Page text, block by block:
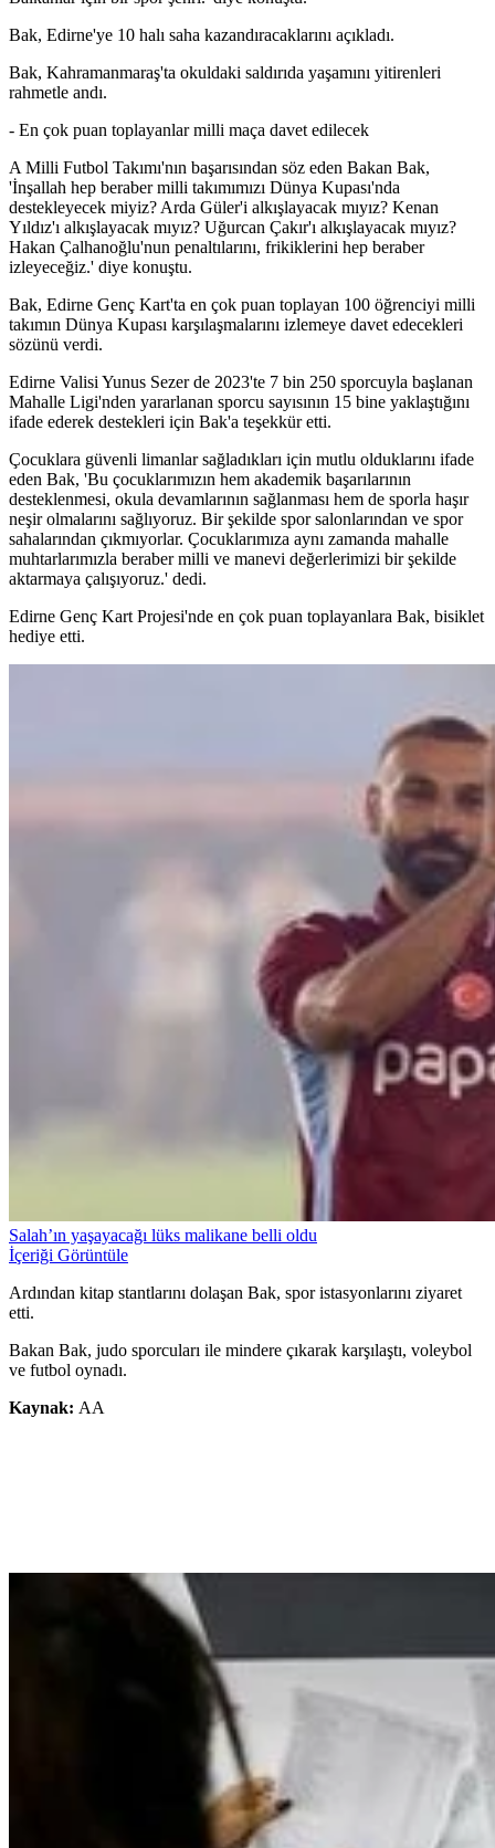
Bak, Edirne'ye 10 halı saha kazandıracaklarını açıkladı.
Bak, Kahramanmaraş'ta okuldaki saldırıda yaşamını yitirenleri
rahmetle andı.
- En çok puan toplayanlar milli maça davet edilecek
A Milli Futbol Takımı'nın başarısından söz eden Bakan Bak,
'İnşallah hep beraber milli takımımızı Dünya Kupası'nda
destekleyecek miyiz? Arda Güler'i alkışlayacak mıyız? Kenan
Yıldız'ı alkışlayacak mıyız? Uğurcan Çakır'ı alkışlayacak mıyız?
Hakan Çalhanoğlu'nun penaltılarını, frikiklerini hep beraber
izleyeceğiz.' diye konuştu.
Bak, Edirne Genç Kart'ta en çok puan toplayan 100 öğrenciyi milli
takımın Dünya Kupası karşılaşmalarını izlemeye davet edecekleri
sözünü verdi.
Edirne Valisi Yunus Sezer de 2023'te 7 bin 250 sporcuyla başlanan
Mahalle Ligi'nden yararlanan sporcu sayısının 15 bine yaklaştığını
ifade ederek destekleri için Bak'a teşekkür etti.
Çocuklara güvenli limanlar sağladıkları için mutlu olduklarını ifade
eden Bak, 'Bu çocuklarımızın hem akademik başarılarının
desteklenmesi, okula devamlarının sağlanması hem de sporla haşır
neşir olmalarını sağlıyoruz. Bir şekilde spor salonlarından ve spor
sahalarından çıkmıyorlar. Çocuklarımıza aynı zamanda mahalle
muhtarlarımızla beraber milli ve manevi değerlerimizi bir şekilde
aktarmaya çalışıyoruz.' dedi.
Edirne Genç Kart Projesi'nde en çok puan toplayanlara Bak, bisiklet
hediye etti.
Salah’ın yaşayacağı lüks malikane belli oldu
İçeriği Görüntüle
Ardından kitap stantlarını dolaşan Bak, spor istasyonlarını ziyaret
etti.
Bakan Bak, judo sporcuları ile mindere çıkarak karşılaştı, voleybol
ve futbol oynadı.
Kaynak: AA